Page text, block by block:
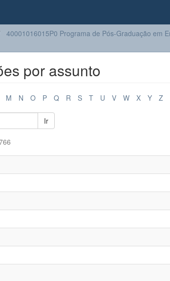
40001016015P0 Programa de Pós-Graduação em
por assunto
M N O P Q R S T U V W X Y Z
Ir